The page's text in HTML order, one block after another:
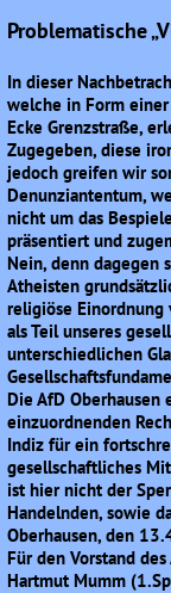
Problematische
In dieser
welche in Form
Ecke Grenzstraße,
Zugegeben, diese
jedoch greifen wir
Denunziantentum,
nicht um das
präsentiert und
Nein, denn dagegen
Atheisten
religiöse Einordnung
als Teil unseres
unterschiedlichen
Die AfD
einzuordnenden
Indiz für ein
gesellschaftliches
ist hier nicht der
Handelnden, sowie
Oberhausen, den
Für den Vorstand
Hartmut Mumm